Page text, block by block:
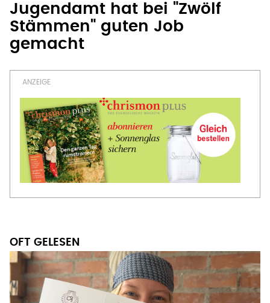
Jugendamt hat bei "Zwölf
Stämmen" guten Job
gemacht
OFT GELESEN